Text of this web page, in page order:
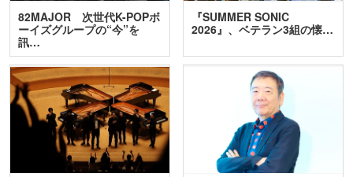
82MAJOR 次世代K-POPボ
ーイズグループの“今”を
訊…
『SUMMER SONIC
2026』、ベテラン3組の懐…